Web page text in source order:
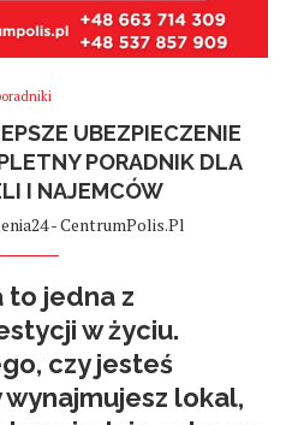
UBEZPIECZENIE
PORADNIK DLA
I NAJEMCÓW
- CentrumPolis.pl
to jedna z
w życiu.
czy jesteś
lokal,